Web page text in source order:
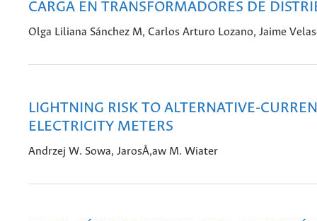
CARGA EN TRANSFORMADORES DE
Olga Liliana Sánchez M, Carlos Arturo Lozano, Jaime
LIGHTNING RISK TO ALTERNATIVE-
ELECTRICITY METERS
Andrzej W. Sowa, JarosÅ‚aw M. Wiater